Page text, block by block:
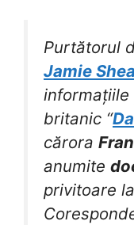
Purtătorul
Jamie Shea
britanic “
cărora
anumite
privitoare la